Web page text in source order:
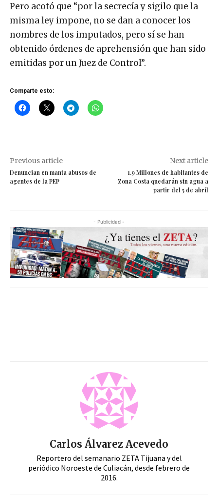
Pero acotó que “por la secrecía y sigilo que la
misma ley impone, no se dan a conocer los
nombres de los imputados, pero sí se han
obtenido órdenes de aprehensión que han sido
emitidas por un Juez de Control”.
Comparte esto:
Previous article
Denuncian en manta abusos de
agentes de la PEP
Next article
1.9 Millones de habitantes de
Zona Costa quedarán sin agua a
partir del 5 de abril
- Publicidad -
Carlos Álvarez Acevedo
Reportero del semanario ZETA Tijuana y del
periódico Noroeste de Culiacán, desde febrero de
2016.